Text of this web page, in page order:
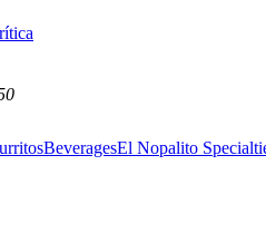
BeveragesEl Nopalito